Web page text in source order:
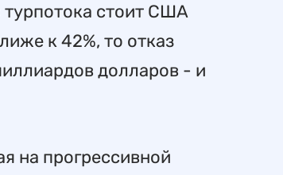
турпотока стоит США
к 42%, то отказ
долларов - и
на прогрессивной